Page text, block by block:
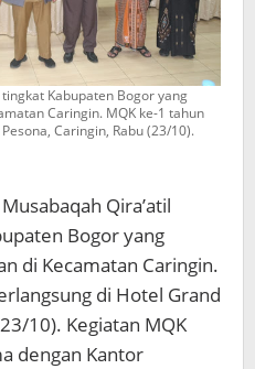
Kabupaten Bogor yang
Caringin. MQK ke-1 tahun
Caringin, Rabu (23/10).
Qira’atil
Bogor yang
di Kecamatan Caringin.
di Hotel Grand
10). Kegiatan MQK
dengan Kantor